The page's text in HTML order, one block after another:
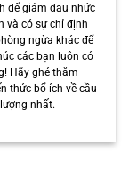
để giảm đau nhức
và có sự chỉ định
ngừa khác để
các bạn luôn có
Hãy ghé thăm
thức bổ ích về cầu
nhất.